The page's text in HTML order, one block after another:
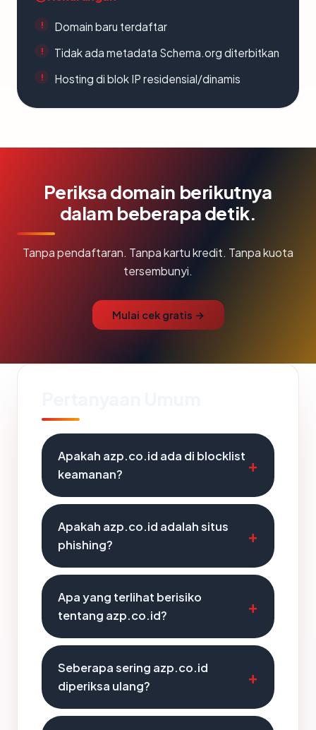
Domain baru terdaftar
Tidak ada metadata Schema.org diterbitkan
Hosting di blok IP residensial/dinamis
Periksa domain berikutnya
dalam beberapa detik.
Tanpa pendaftaran. Tanpa kartu kredit. Tanpa kuota
tersembunyi.
Mulai cek gratis →
Apakah azp.co.id ada di blocklist
keamanan?
Apakah azp.co.id adalah situs
phishing?
Apa yang terlihat berisiko
tentang azp.co.id?
Seberapa sering azp.co.id
diperiksa ulang?